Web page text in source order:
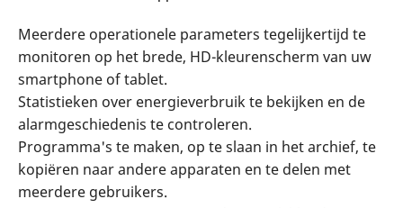
Meerdere operationele parameters tegelijkertijd te
monitoren op het brede, HD-kleurenscherm van uw
smartphone of tablet.
Statistieken over energieverbruik te bekijken en de
alarmgeschiedenis te controleren.
Programma's te maken, op te slaan in het archief, te
kopiëren naar andere apparaten en te delen met
meerdere gebruikers.